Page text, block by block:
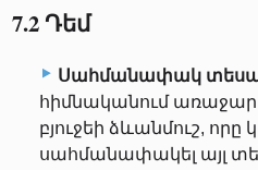
7.2 Դեմ
Սահմանափակ
հիմնականում
բյուջեի ձևանմուշ, որը
սահմանափակել այլ